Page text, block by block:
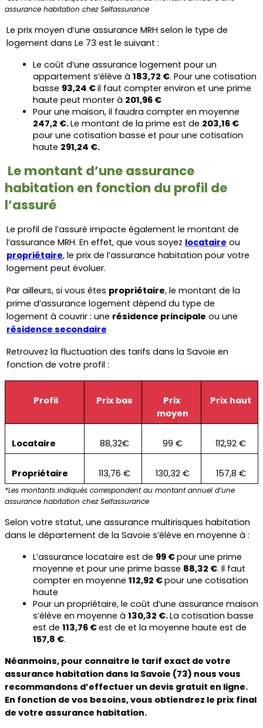
assurance habitation chez Selfassurance
Le prix moyen d’une assurance MRH selon le type de
logement dans Le 73 est le suivant :
Le coût d’une assurance logement pour un
appartement s’élève à 183,72 €. Pour une cotisation
basse 93,24 € il faut compter environ et une prime
haute peut monter à 201,96 €
247,2 €. Le montant de la prime est de
pour une cotisation basse et pour une cotisation
haute 291,24 €.
Le montant d’une assurance
habitation en fonction du profil de
l’assuré
Le profil de l’assuré impacte également le montant de
l’assurance MRH. En effet, que vous soyez locataire
propriétaire, le prix de l’assurance habitation pour votre
logement peut évoluer.
Par ailleurs, si vous êtes propriétaire, le montant de la
prime d’assurance logement dépend du type de
logement à couvrir : une résidence principale
résidence secondaire
Retrouvez la fluctuation des tarifs dans la Savoie en
fonction de votre profil :
Profil Prix bas
Prix
moyen
Prix haut
Locataire 88,32€ 99 € 112,92 €
Propriétaire 113,76 € 130,32 € 157,8 €
*Les montants indiqués correspondent au montant annuel d’une
assurance habitation chez Selfassurance
Selon votre statut, une assurance multirisques habitation
dans le département de la Savoie s’élève en moyenne à :
L’assurance locataire est de 99 € pour une prime
moyenne et pour une prime basse 88,32 €. Il faut
compter en moyenne 112,92 € pour une cotisation
haute
Pour un propriétaire, le coût d’une assurance maison
s’élève en moyenne à 130,32 €. La cotisation basse
est de 113,76 €
157,8 €.
Néanmoins, pour connaitre le tarif exact de votre
assurance habitation dans la Savoie (73) nous vous
recommandons d’effectuer un devis gratuit en ligne.
En fonction de vos besoins, vous obtiendrez le prix final
de votre assurance habitation.